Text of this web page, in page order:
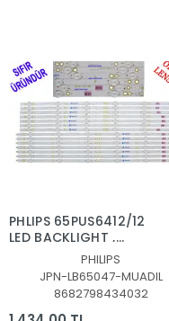
PHLIPS 65PUS6412/12
LED BACKLIGHT ,
65PUS6523,
65PUS6162/12,
65PUS6262,
65PUS6703,
PHILIPS
JPN-LB65047-MUADIL
8682798434032